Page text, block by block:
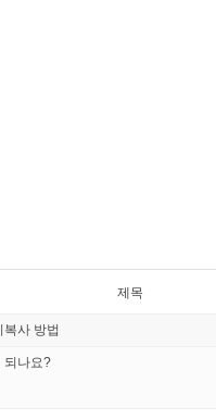
제목
사 방법
되나요?